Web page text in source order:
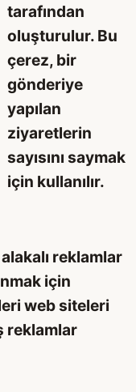
tarafından
oluşturulur. Bu
çerez, bir
gönderiye
yapılan
ziyaretlerin
sayısını saymak
için kullanılır.
reklamlar
için
web siteleri
reklamlar